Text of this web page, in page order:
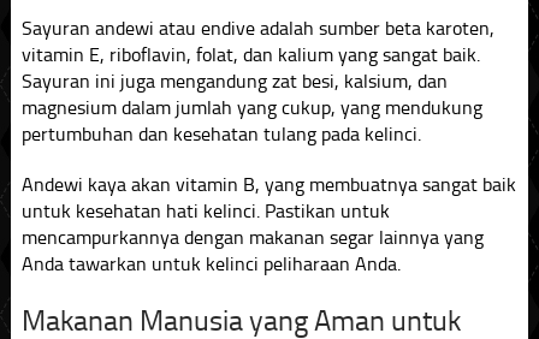
Sayuran andewi atau endive adalah sumber beta karoten,
vitamin E, riboflavin, folat, dan kalium yang sangat baik.
Sayuran ini juga mengandung zat besi, kalsium, dan
magnesium dalam jumlah yang cukup, yang mendukung
pertumbuhan dan kesehatan tulang pada kelinci.
Andewi kaya akan vitamin B, yang membuatnya sangat baik
untuk kesehatan hati kelinci. Pastikan untuk
mencampurkannya dengan makanan segar lainnya yang
Anda tawarkan untuk kelinci peliharaan Anda.
Makanan Manusia yang Aman untuk